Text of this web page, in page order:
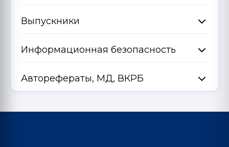
Выпускники
Информационная безопасность
Авторефераты, МД, ВКРБ